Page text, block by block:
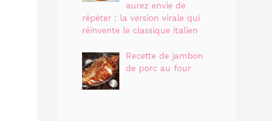
aurez envie de
répéter : la version virale qui
réinvente le classique italien
Recette de jambon
de porc au four